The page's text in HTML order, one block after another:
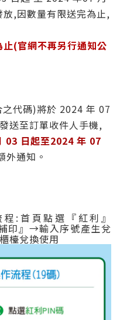
,因數量有限送完為止,
(官網不再另行通知公
代碼)將於 2024 年 07
送至訂單收件人手機,
03 日起至2024 年 07
外通知。
:首頁點選『紅利』
印』→輸入序號產生兌
檯兌換使用